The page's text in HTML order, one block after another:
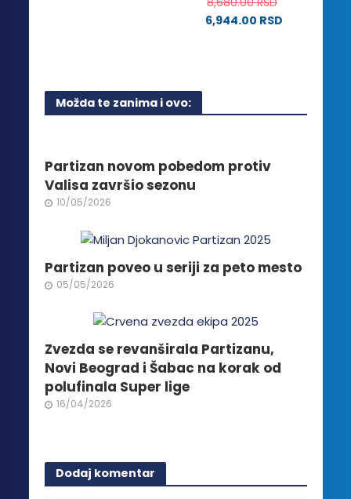
biti
izabrane
proizvoda.
6,944.00 RSD
Možda te zanima i ovo:
Partizan novom pobedom protiv
Valisa završio sezonu
10/05/2026
Partizan poveo u seriji za peto mesto
05/05/2026
Zvezda se revanširala Partizanu,
Novi Beograd i Šabac na korak od
polufinala Super lige
16/04/2026
Dodaj komentar